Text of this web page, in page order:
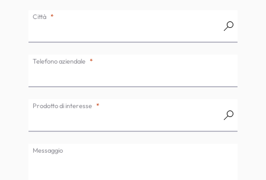
Città
Telefono aziendale
Prodotto di interesse
Messaggio